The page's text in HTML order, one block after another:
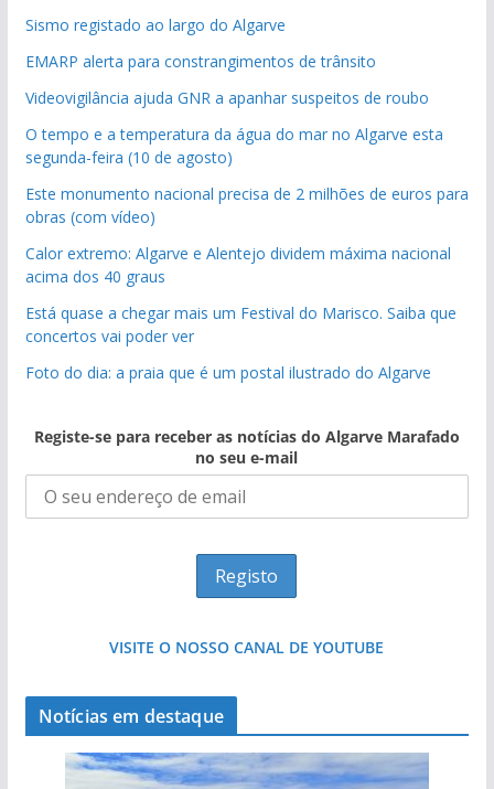
Sismo registado ao largo do Algarve
EMARP alerta para constrangimentos de trânsito
Videovigilância ajuda GNR a apanhar suspeitos de roubo
O tempo e a temperatura da água do mar no Algarve esta
segunda-feira (10 de agosto)
Este monumento nacional precisa de 2 milhões de euros para
obras (com vídeo)
Calor extremo: Algarve e Alentejo dividem máxima nacional
acima dos 40 graus
Está quase a chegar mais um Festival do Marisco. Saiba que
concertos vai poder ver
Foto do dia: a praia que é um postal ilustrado do Algarve
Registe-se para receber as notícias do Algarve Marafado
no seu e-mail
VISITE O NOSSO CANAL DE YOUTUBE
Notícias em destaque